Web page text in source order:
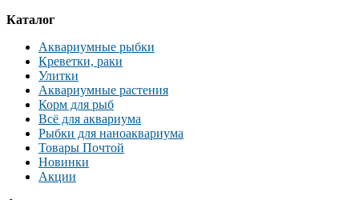
Каталог
Аквариумные рыбки
Креветки, раки
Улитки
Аквариумные растения
Корм для рыб
Всё для аквариума
Рыбки для наноаквариума
Товары Почтой
Новинки
Акции